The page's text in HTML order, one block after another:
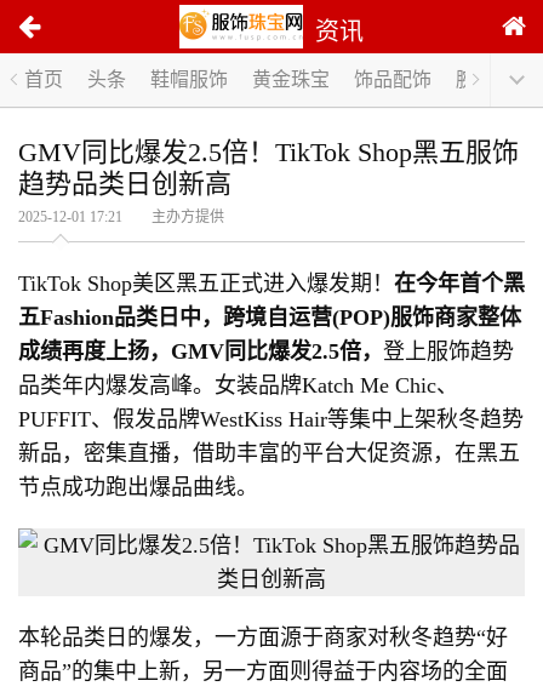
资讯
首页 头条 鞋帽服饰 黄金珠宝 饰品配饰 腕表手表
GMV同比爆发2.5倍！TikTok Shop黑五服饰
趋势品类日创新高
2025-12-01 17:21 主办方提供
TikTok Shop美区黑五正式进入爆发期！ 在今年首个黑
五Fashion品类日中，跨境自运营(POP)服饰商家整体
成绩再度上扬， GMV 同比爆发2.5倍， 登上服饰趋势
品类年内爆发高峰。女装品牌Katch Me Chic、
PUFFIT、假发品牌WestKiss Hair等集中上架秋冬趋势
新品，密集直播，借助丰富的平台大促资源，在黑五
节点成功跑出爆品曲线。
本轮品类日的爆发，一方面源于商家对秋冬趋势“好
商品”的集中上新，另一方面则得益于内容场的全面